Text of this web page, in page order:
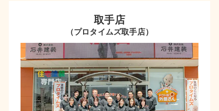
取手店
（プロタイムズ取手店）